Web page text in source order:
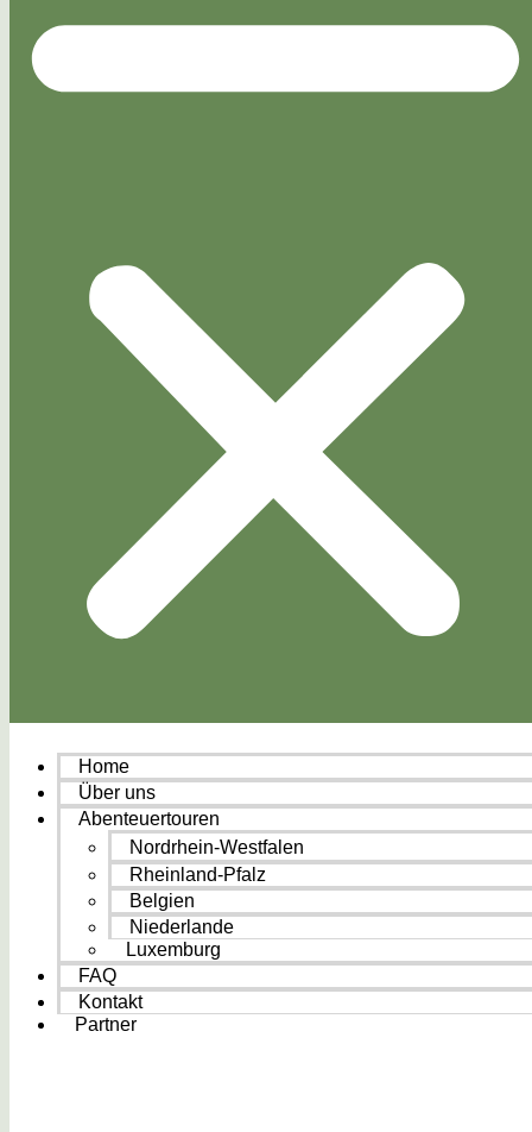
Home
Über uns
Abenteuertouren
Nordrhein-Westfalen
Rheinland-Pfalz
Belgien
Niederlande
Luxemburg
FAQ
Kontakt
Partner